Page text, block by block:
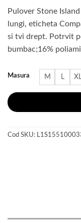
a
2
170
Pulover Stone
lungi, eticheta
si tvi drept. Potrvit
bumbac;16%
Masura M L
Cod SKU: